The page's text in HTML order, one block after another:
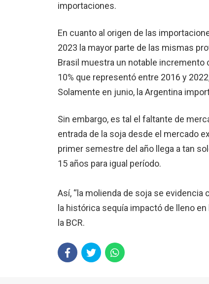
importaciones.
En cuanto al origen de las
2023 la mayor parte de las mismas
Brasil muestra un notable incremento
10% que representó entre 2016 y
Solamente en junio, la Argentina
Sin embargo, es tal el faltante de
entrada de la soja desde el mercado
primer semestre del año llega a tan
15 años para igual período.
Así, “la molienda de soja se
la histórica sequía impactó de lleno
la BCR.